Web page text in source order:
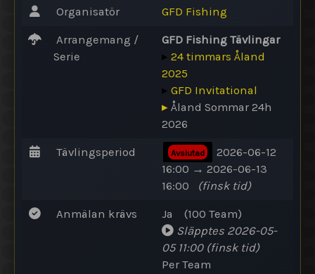
Organisatör GFD Fishing
Arrangemang /
Serie
GFD Fishing Tävlingar
▸ 24 timmars Åland
2025
▸ GFD Invitational
▸ Åland Sommar 24h
2026
Tävlingsperiod Avslutad
2026-06-12
16:00 → 2026-06-13
16:00
(finsk tid)
Anmälan krävs Ja (100 Team)
Släpptes 2026-05-
05 11:00 (finsk tid)
Per Team